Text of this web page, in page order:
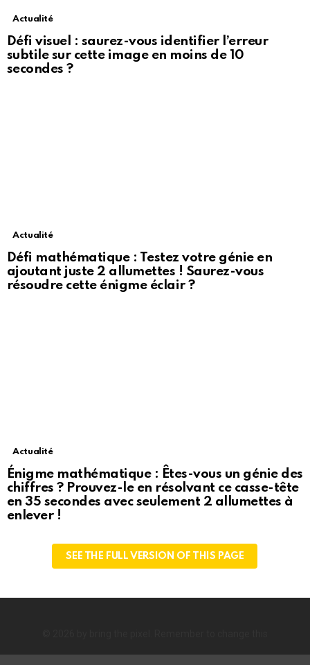
Actualité
Défi visuel : saurez-vous identifier l’erreur
subtile sur cette image en moins de 10
secondes ?
Actualité
Défi mathématique : Testez votre génie en
ajoutant juste 2 allumettes ! Saurez-vous
résoudre cette énigme éclair ?
Actualité
Énigme mathématique : Êtes-vous un génie des
chiffres ? Prouvez-le en résolvant ce casse-tête
en 35 secondes avec seulement 2 allumettes à
enlever !
SEE THE FULL VERSION OF THIS PAGE